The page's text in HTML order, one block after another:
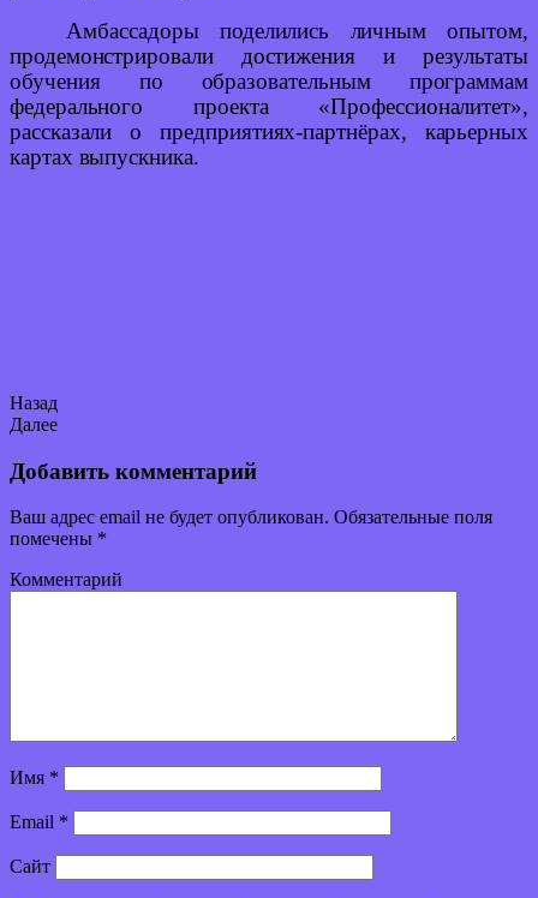
Амбассадоры поделились личным опытом,
продемонстрировали достижения и результаты
обучения по образовательным программам
федерального проекта «Профессионалитет»,
рассказали о предприятиях-партнёрах, карьерных
картах выпускника.
Назад
Далее
Добавить комментарий
Ваш адрес email не будет опубликован. Обязательные поля
помечены *
Комментарий
Имя *
Email *
Сайт